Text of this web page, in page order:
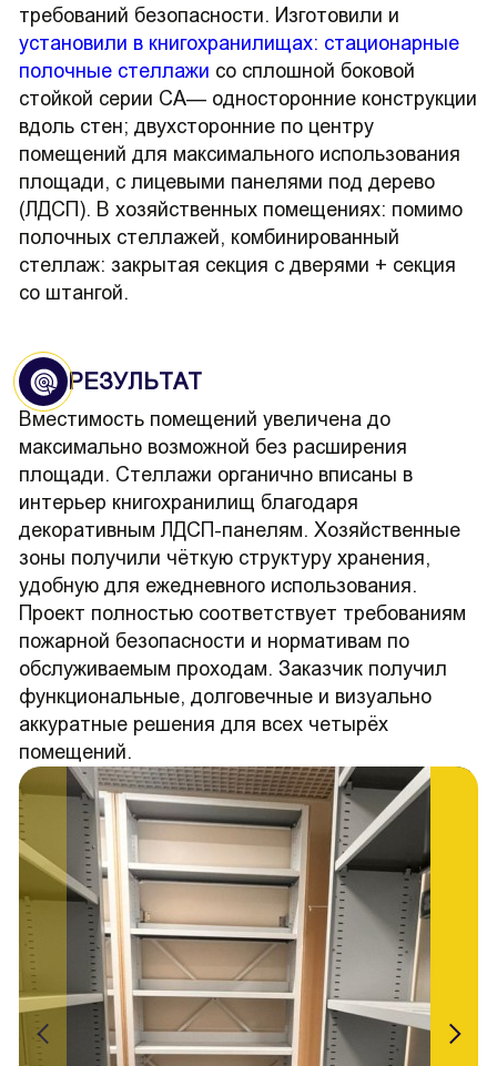
требований безопасности. Изготовили и
установили в книгохранилищах: стационарные
полочные стеллажи со сплошной боковой
стойкой серии СА— односторонние конструкции
вдоль стен; двухсторонние по центру
помещений для максимального использования
площади, с лицевыми панелями под дерево
(ЛДСП). В хозяйственных помещениях: помимо
полочных стеллажей, комбинированный
стеллаж: закрытая секция с дверями + секция
со штангой.
РЕЗУЛЬТАТ
Вместимость помещений увеличена до
максимально возможной без расширения
площади. Стеллажи органично вписаны в
интерьер книгохранилищ благодаря
декоративным ЛДСП-панелям. Хозяйственные
зоны получили чёткую структуру хранения,
удобную для ежедневного использования.
Проект полностью соответствует требованиям
пожарной безопасности и нормативам по
обслуживаемым проходам. Заказчик получил
функциональные, долговечные и визуально
аккуратные решения для всех четырёх
помещений.